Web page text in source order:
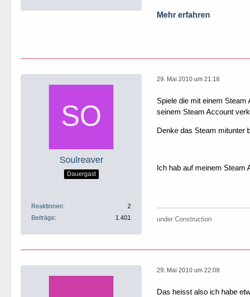
Mehr erfahren
Soulreaver
Dauergast
Reaktionen
2
Beiträge
1.401
29. Mai 2010 um 21:18
Spiele die mit einem
seinem Steam Account
Denke das Steam mitunter
Ich hab auf meinem Steam
under Construction
29. Mai 2010 um 22:08
Das heisst also ich habe